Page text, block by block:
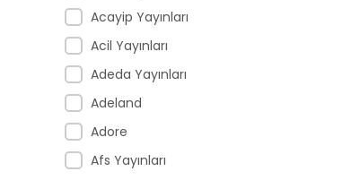
Acayip Yayınları
Acil Yayınları
Adeda Yayınları
Adeland
Adore
Afs Yayınları